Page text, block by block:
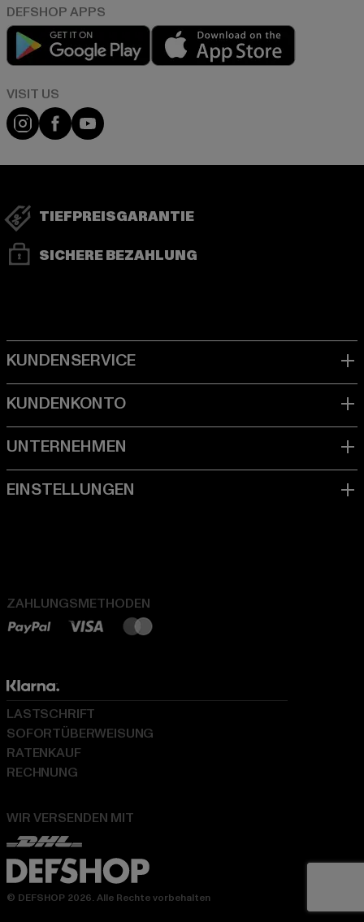
Play market
Visit our Instagram page:
Visit our Facebook page:
Visit our YouTube channel:
TIEFPREISGARANTIE
SICHERE BEZAHLUNG
ZAHLUNGSMETHODEN
WIR VERSENDEN MIT
LASTSCHRIFT
SOFORTÜBERWEISUNG
RATENKAUF
RECHNUNG
© DEFSHOP 2026. Alle Rechte vorbehalten